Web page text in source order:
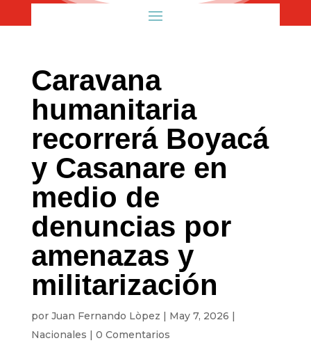
Caravana
humanitaria
recorrerá Boyacá
y Casanare en
medio de
denuncias por
amenazas y
militarización
por Juan Fernando Lòpez | May 7, 2026 |
Nacionales | 0 Comentarios